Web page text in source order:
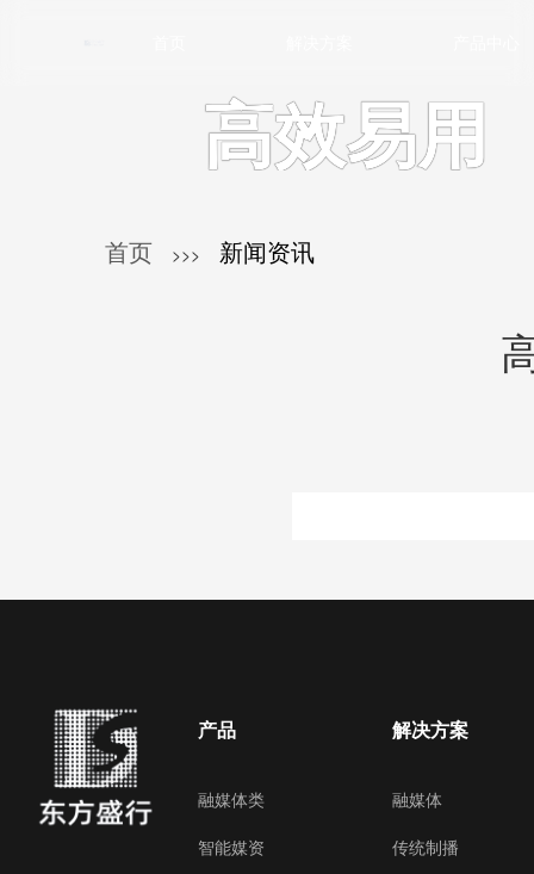
高效易用
首页 >>> 新闻资讯
产品
融媒体类
智能媒资
解决方案
融媒体
传统制播